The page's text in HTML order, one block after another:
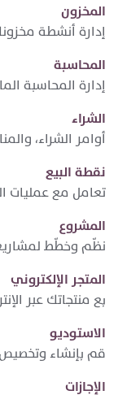
المخزون
إدارة أنشطة
المحاسبة
إدارة المحاسبة
الشراء
أوامر الشراء،
نقطة البيع
تعامل مع عمليات
المشروع
نظّم وخطّط
المتجر الإلكتروني
بع منتجاتك عبر
الاستوديو
قم بإنشاء
الإجازات